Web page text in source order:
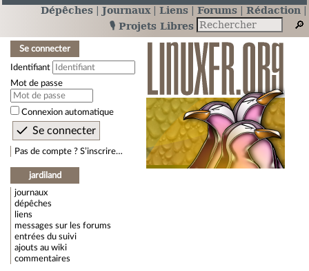
Dépêches Journaux Liens Forums
Rédaction
🎙️ Projets Libres
Se connecter
Identifiant
Mot de passe
Connexion automatique
Pas de compte ? S’inscrire…
jardiland
journaux
dépêches
liens
messages sur les forums
entrées du suivi
ajouts au wiki
commentaires